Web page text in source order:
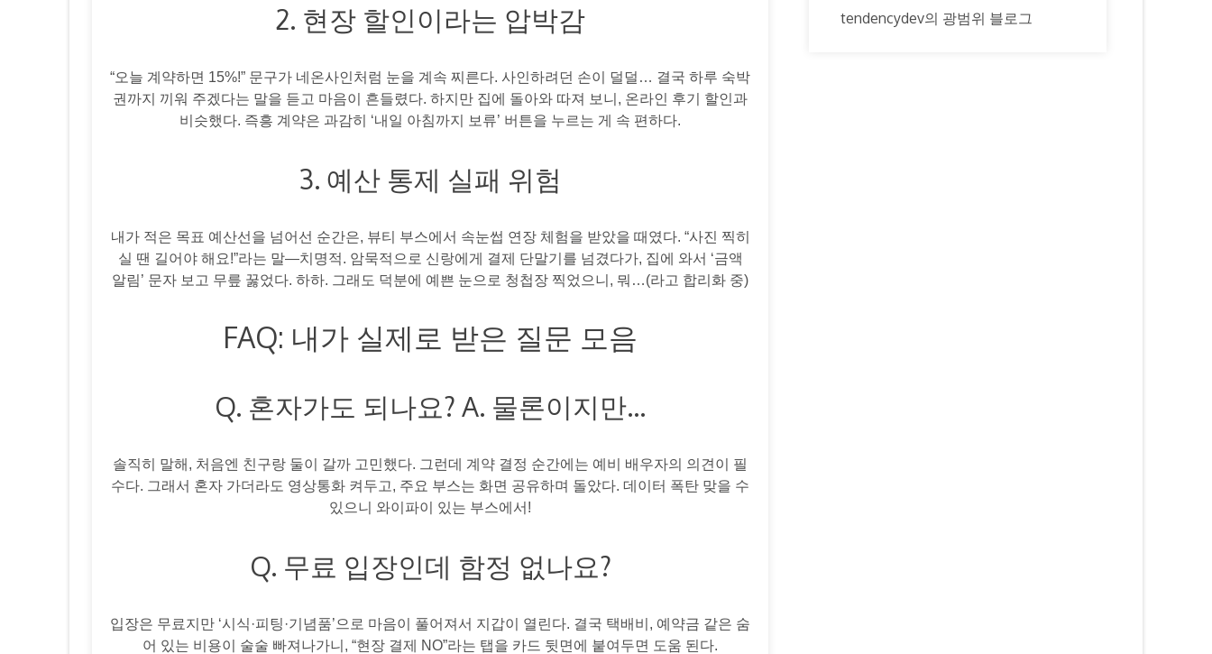
2. 현장 할인이라는 압박감
“오늘 계약하면 15%!” 문구가 네온사인처럼 눈을 계속 찌른다. 사인하려던 손이 덜덜… 결국 하루 숙박
권까지 끼워 주겠다는 말을 듣고 마음이 흔들렸다. 하지만 집에 돌아와 따져 보니, 온라인 후기 할인과
비슷했다. 즉흥 계약은 과감히 ‘내일 아침까지 보류’ 버튼을 누르는 게 속 편하다.
3. 예산 통제 실패 위험
내가 적은 목표 예산선을 넘어선 순간은, 뷰티 부스에서 속눈썹 연장 체험을 받았을 때였다. “사진 찍히
실 땐 길어야 해요!”라는 말—치명적. 암묵적으로 신랑에게 결제 단말기를 넘겼다가, 집에 와서 ‘금액
알림’ 문자 보고 무릎 꿇었다. 하하. 그래도 덕분에 예쁜 눈으로 청첩장 찍었으니, 뭐…(라고 합리화 중)
FAQ: 내가 실제로 받은 질문 모음
Q. 혼자가도 되나요? A. 물론이지만…
솔직히 말해, 처음엔 친구랑 둘이 갈까 고민했다. 그런데 계약 결정 순간에는 예비 배우자의 의견이 필
수다. 그래서 혼자 가더라도 영상통화 켜두고, 주요 부스는 화면 공유하며 돌았다. 데이터 폭탄 맞을 수
있으니 와이파이 있는 부스에서!
Q. 무료 입장인데 함정 없나요?
입장은 무료지만 ‘시식·피팅·기념품’으로 마음이 풀어져서 지갑이 열린다. 결국 택배비, 예약금 같은 숨
어 있는 비용이 술술 빠져나가니, “현장 결제 NO”라는 탭을 카드 뒷면에 붙여두면 도움 된다.
tendencydev의 광범위 블로그